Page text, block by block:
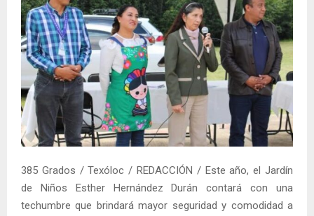
385 Grados / Texóloc / REDACCIÓN / Este año, el Jardín
de Niños Esther Hernández Durán contará con una
techumbre que brindará mayor seguridad y comodidad a